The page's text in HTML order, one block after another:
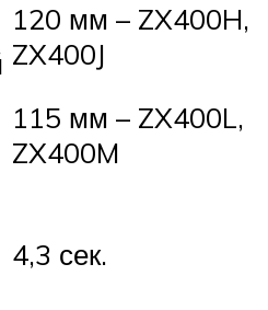
120 мм – ZX400H,
ZX400J
115 мм – ZX400L,
ZX400M
4,3 сек.